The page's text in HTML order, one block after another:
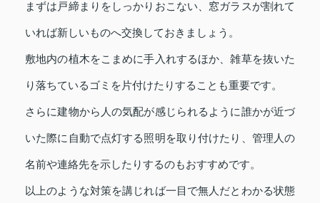
まずは戸締まりをしっかりおこない、窓ガラスが割れて
いれば新しいものへ交換しておきましょう。
敷地内の植木をこまめに手入れするほか、雑草を抜いた
り落ちているゴミを片付けたりすることも重要です。
さらに建物から人の気配が感じられるように誰かが近づ
いた際に自動で点灯する照明を取り付けたり、管理人の
名前や連絡先を示したりするのもおすすめです。
以上のような対策を講じれば一目で無人だとわかる状態